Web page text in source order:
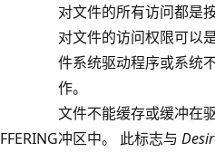
对文件的所有访问都是
对文件的访问权限可以
件系统驱动程序或系统
作。
文件不能缓存或缓冲在
冲区中。 此标志与